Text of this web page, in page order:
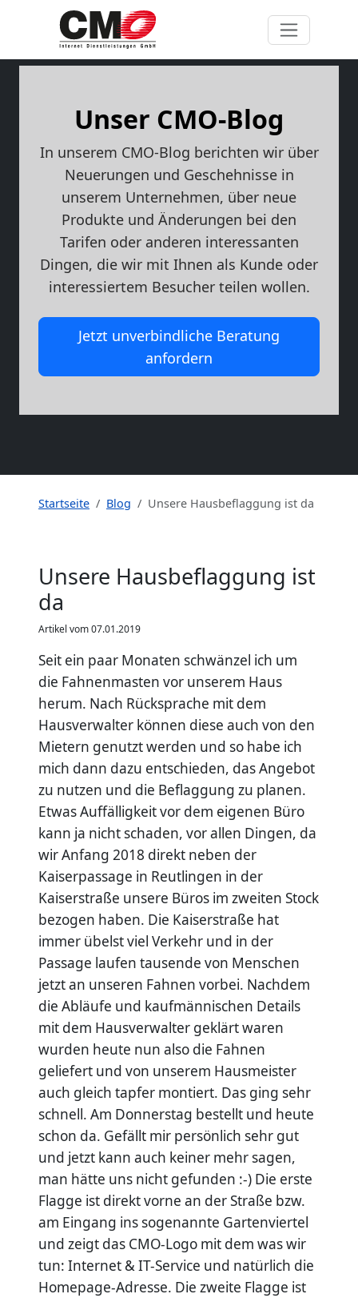
Unser CMO-Blog
In unserem CMO-Blog berichten wir über
Neuerungen und Geschehnisse in
unserem Unternehmen, über neue
Produkte und Änderungen bei den
Tarifen oder anderen interessanten
Dingen, die wir mit Ihnen als Kunde oder
interessiertem Besucher teilen wollen.
Jetzt unverbindliche Beratung
anfordern
Startseite Blog Unsere Hausbeflaggung ist da
Unsere Hausbeflaggung ist
da
Artikel vom 07.01.2019
Seit ein paar Monaten schwänzel ich um
die Fahnenmasten vor unserem Haus
herum. Nach Rücksprache mit dem
Hausverwalter können diese auch von den
Mietern genutzt werden und so habe ich
mich dann dazu entschieden, das Angebot
zu nutzen und die Beflaggung zu planen.
Etwas Auffälligkeit vor dem eigenen Büro
kann ja nicht schaden, vor allen Dingen, da
wir Anfang 2018 direkt neben der
Kaiserpassage in Reutlingen in der
Kaiserstraße unsere Büros im zweiten Stock
bezogen haben. Die Kaiserstraße hat
immer übelst viel Verkehr und in der
Passage laufen tausende von Menschen
jetzt an unseren Fahnen vorbei. Nachdem
die Abläufe und kaufmännischen Details
mit dem Hausverwalter geklärt waren
wurden heute nun also die Fahnen
geliefert und von unserem Hausmeister
auch gleich tapfer montiert. Das ging sehr
schnell. Am Donnerstag bestellt und heute
schon da. Gefällt mir persönlich sehr gut
und jetzt kann auch keiner mehr sagen,
man hätte uns nicht gefunden :-) Die erste
Flagge ist direkt vorne an der Straße bzw.
am Eingang ins sogenannte Gartenviertel
und zeigt das CMO-Logo mit dem was wir
tun: Internet & IT-Service und natürlich die
Homepage-Adresse. Die zweite Flagge ist